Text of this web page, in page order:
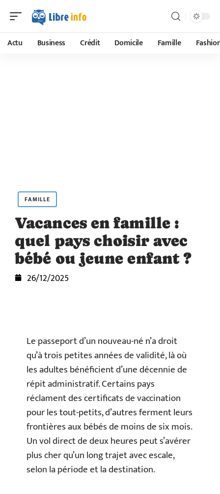
Actu Business Crédit Domicile Famille
FAMILLE
Vacances en famille :
quel pays choisir avec
bébé ou jeune enfant ?
26/12/2025
Le passeport d’un nouveau-né n’a droit
qu’à trois petites années de validité, là où
les adultes bénéficient d’une décennie de
répit administratif. Certains pays
réclament des certificats de vaccination
pour les tout-petits, d’autres ferment leurs
frontières aux bébés de moins de six mois.
Un vol direct de deux heures peut s’avérer
plus cher qu’un long trajet avec escale,
selon la période et la destination.